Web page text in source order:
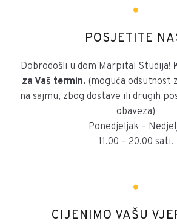
POSJETITE
Dobrodošli u dom Marpital Studija!
za Vaš termin. (moguća odsutnost
na sajmu, zbog dostave ili drugih
obaveza)
Ponedjeljak –
11.00 – 20.00 sati.
CIJENIMO VAŠU